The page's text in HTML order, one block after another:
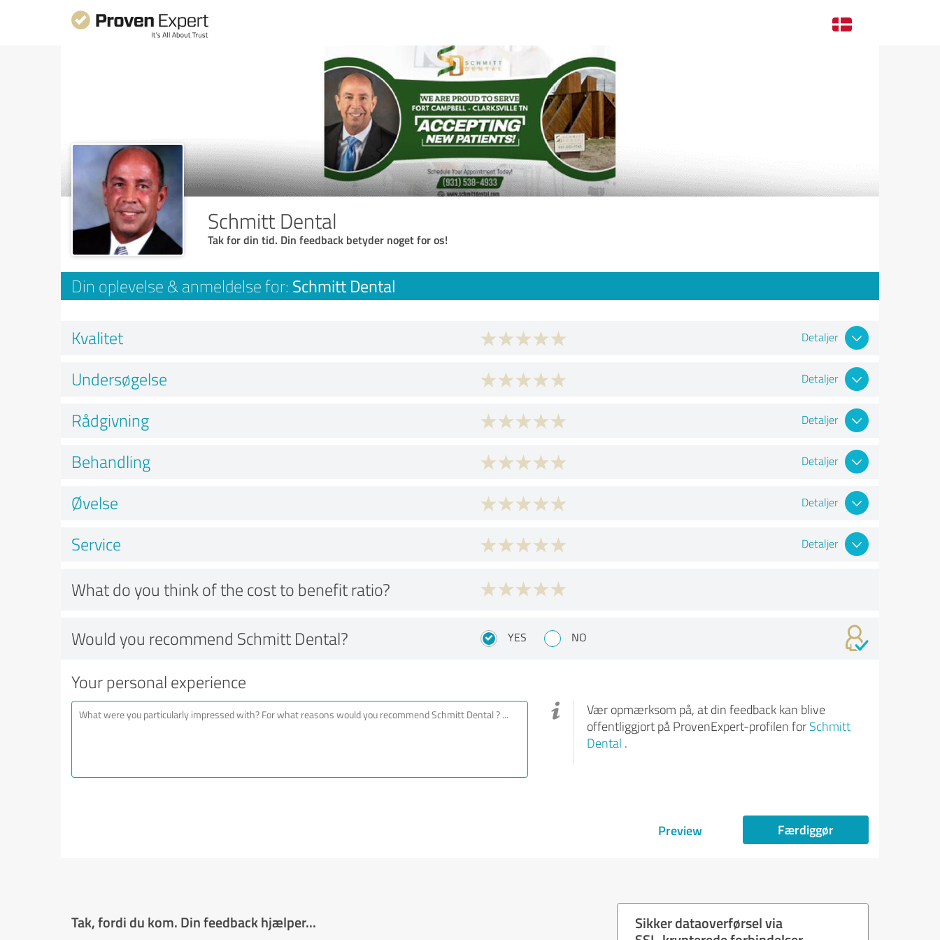
Schmitt Dental
Tak for din tid. Din feedback betyder noget for os!
Din oplevelse & anmeldelse for: Schmitt Dental
Kvalitet Detaljer
Undersøgelse Detaljer
Rådgivning Detaljer
Behandling Detaljer
Øvelse Detaljer
Service Detaljer
What do you think of the cost to benefit ratio?
Would you recommend Schmitt Dental? YES NO
Your personal experience
Vær opmærksom på, at din feedback kan blive
offentliggjort på ProvenExpert-profilen for Schmitt
Dental .
Preview Færdiggør
Tak, fordi du kom. Din feedback hjælper...
Sikker dataoverførsel via